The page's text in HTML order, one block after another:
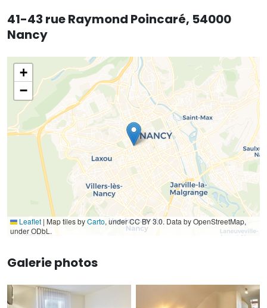
41-43 rue Raymond Poincaré, 54000
Nancy
+
−
Leaflet | Map tiles byCarto, under CC BY 3.0. Data by OpenStreetMap,
under ODbL.
Galerie photos